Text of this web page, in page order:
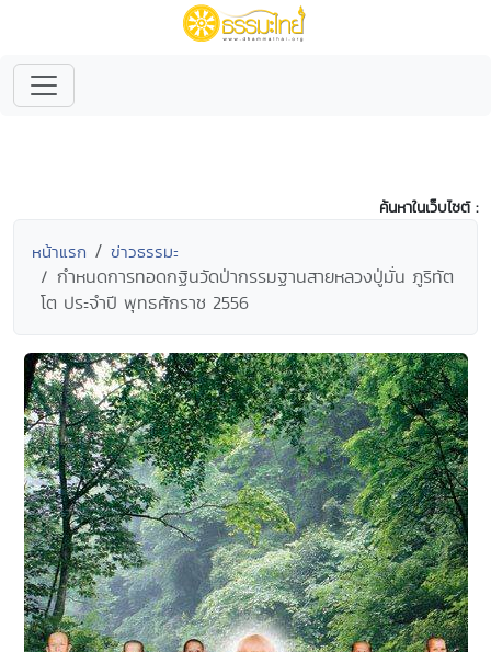
ค้นหาในเว็บไซต์ :
หน้าแรก ข่าวธรรมะ
กำหนดการทอดกฐินวัดป่ากรรมฐานสายหลวงปู่มั่น ภูริทัต
โต ประจำปี พุทธศักราช 2556